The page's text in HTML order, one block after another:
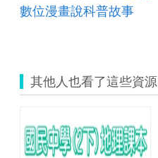
數位漫畫說科普故事
其他人也看了這些資源